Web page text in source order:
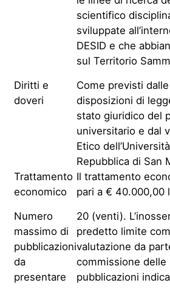
scientifico
sviluppate
DESID e che
sul Territorio
Diritti e
doveri
Come previsti
disposizioni di
stato giuridico del
universitario e dal
Etico
Repubblica di San
Trattamento
economico
Il trattamento
pari a € 40.000,00
Numero
massimo di
pubblicazioni
da
presentare
20 (venti).
predetto limite
valutazione da
commissione
pubblicazioni